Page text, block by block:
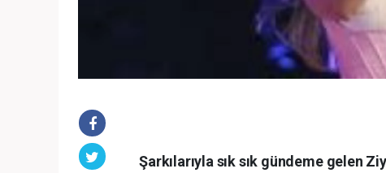
Şarkılarıyla sık sık gündeme gelen